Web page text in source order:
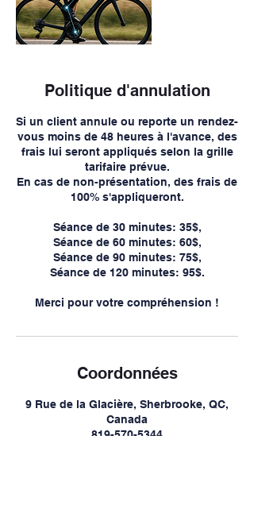
Politique d'annulation
Si un client annule ou reporte un rendez-
vous moins de 48 heures à l'avance, des
frais lui seront appliqués selon la grille
tarifaire prévue.
En cas de non-présentation, des frais de
100% s'appliqueront.
Séance de 30 minutes: 35$,
Séance de 60 minutes: 60$,
Séance de 90 minutes: 75$,
Séance de 120 minutes: 95$.
Merci pour votre compréhension !
Coordonnées
9 Rue de la Glacière, Sherbrooke, QC,
Canada
819-570-5344